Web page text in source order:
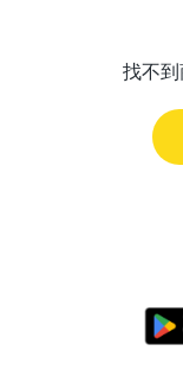
找不